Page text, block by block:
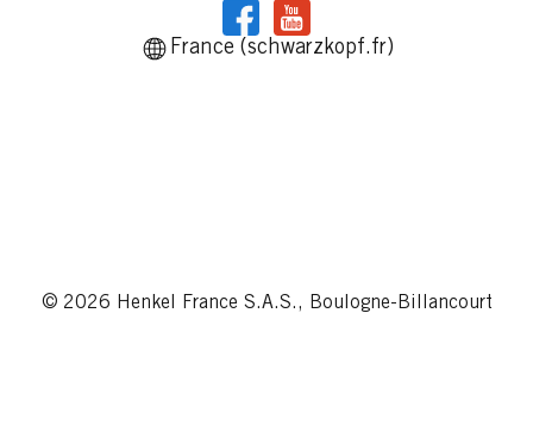
France (schwarzkopf.fr)
© 2026 Henkel France S.A.S., Boulogne-Billancourt